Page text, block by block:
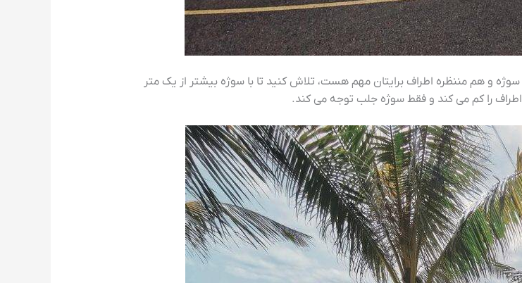
و هم مننظره اطراف برایتان مهم هست، تلاش کنید تا با سوژه بیشتر از یک متر
را کم می کند و فقط سوژه جلب توجه می کند.